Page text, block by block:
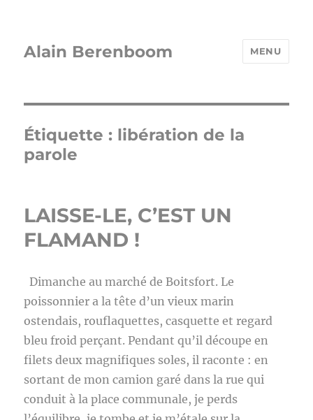
Alain Berenboom MENU
Étiquette : libération de la
parole
LAISSE-LE, C’EST UN
FLAMAND !
Dimanche au marché de Boitsfort. Le
poissonnier a la tête d’un vieux marin
ostendais, rouflaquettes, casquette et regard
bleu froid perçant. Pendant qu’il découpe en
filets deux magnifiques soles, il raconte : en
sortant de mon camion garé dans la rue qui
conduit à la place communale, je perds